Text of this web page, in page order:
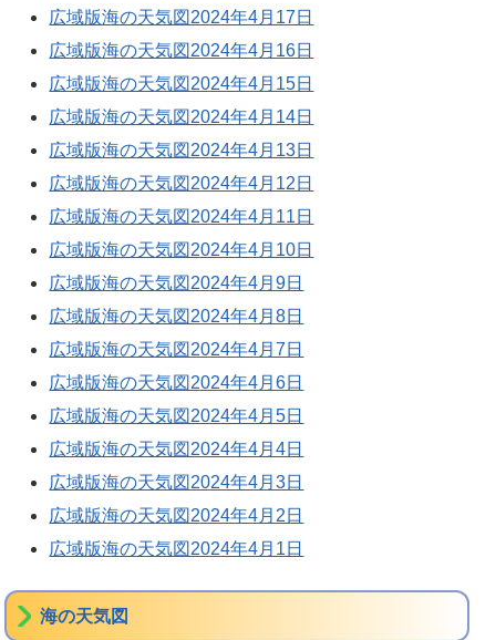
広域版海の天気図2024年4月17日
広域版海の天気図2024年4月16日
広域版海の天気図2024年4月15日
広域版海の天気図2024年4月14日
広域版海の天気図2024年4月13日
広域版海の天気図2024年4月12日
広域版海の天気図2024年4月11日
広域版海の天気図2024年4月10日
広域版海の天気図2024年4月9日
広域版海の天気図2024年4月8日
広域版海の天気図2024年4月7日
広域版海の天気図2024年4月6日
広域版海の天気図2024年4月5日
広域版海の天気図2024年4月4日
広域版海の天気図2024年4月3日
広域版海の天気図2024年4月2日
広域版海の天気図2024年4月1日
海の天気図